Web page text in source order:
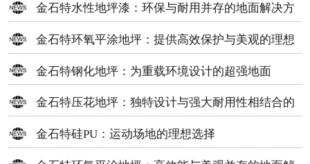
金石特水性地坪漆：环保与耐用并存的地面解决方
案
金石特环氧平涂地坪：提供高效保护与美观的理想
选择
金石特钢化地坪：为重载环境设计的超强地面
金石特压花地坪：独特设计与强大耐用性相结合的
地面材料
金石特硅PU：运动场地的理想选择